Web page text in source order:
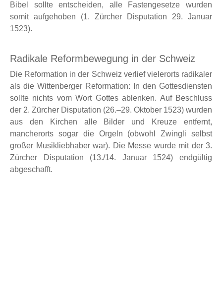
Bibel sollte entscheiden, alle Fastengesetze wurden
somit aufgehoben (1. Zürcher Disputation 29. Januar
1523).
Radikale Reformbewegung in der Schweiz
Die Reformation in der Schweiz verlief vielerorts radikaler
als die Wittenberger Reformation: In den Gottesdiensten
sollte nichts vom Wort Gottes ablenken. Auf Beschluss
der 2. Zürcher Disputation (26.–29. Oktober 1523) wurden
aus den Kirchen alle Bilder und Kreuze entfernt,
mancherorts sogar die Orgeln (obwohl Zwingli selbst
großer Musikliebhaber war). Die Messe wurde mit der 3.
Zürcher Disputation (13./14. Januar 1524) endgültig
abgeschafft.